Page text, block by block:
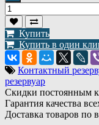
Купить
Купить в один
Контактный
резервуар
Скидки постоянным
Гарантия качества
Доставка товаров по